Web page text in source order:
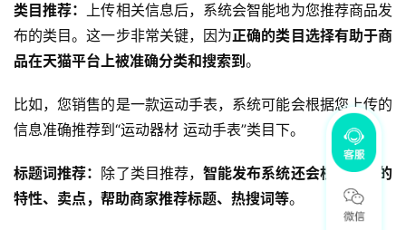
类目推荐： 上传相关信息后，系统会智能地为您推荐商品发
布的类目。这一步非常关键，因为正确的类目选择有助于商
品在天猫平台上被准确分类和搜索到 。
比如，您销售的是一款运动手表，系统可能会根据您上传的
信息准确推荐到“运动器材 运动手表”类目下。
标题词推荐： 除了类目推荐，智能发布系统还会根据商品的
特性、卖点，帮助商家推荐标题、热搜词等。